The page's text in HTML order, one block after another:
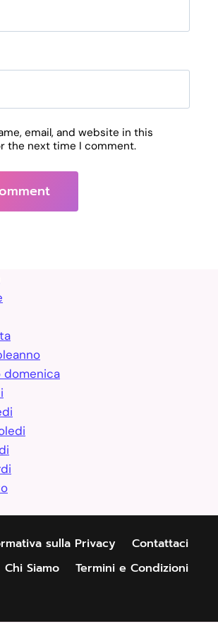
email, and website in this
the next time I comment.
domenica
sulla Privacy
Contattaci
Chi Siamo Termini e Condizioni